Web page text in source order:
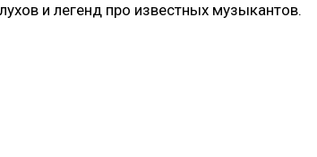
и легенд про известных музыкантов.